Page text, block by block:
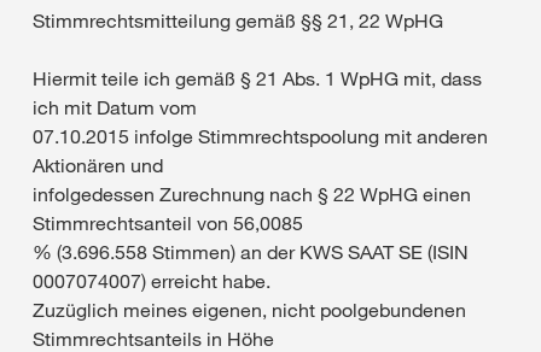
Stimmrechtsmitteilung gemäß §§ 21, 22 WpHG
Hiermit teile ich gemäß § 21 Abs. 1 WpHG mit, dass
ich mit Datum vom
07.10.2015 infolge Stimmrechtspoolung mit anderen
Aktionären und
infolgedessen Zurechnung nach § 22 WpHG einen
Stimmrechtsanteil von 56,0085
% (3.696.558 Stimmen) an der KWS SAAT SE (ISIN
0007074007) erreicht habe.
Zuzüglich meines eigenen, nicht poolgebundenen
Stimmrechtsanteils in Höhe